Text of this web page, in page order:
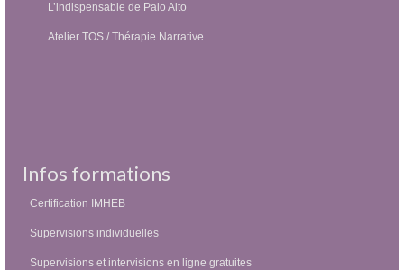
L’indispensable de Palo Alto
Atelier TOS / Thérapie Narrative
Infos formations
Certification IMHEB
Supervisions individuelles
Supervisions et intervisions en ligne gratuites